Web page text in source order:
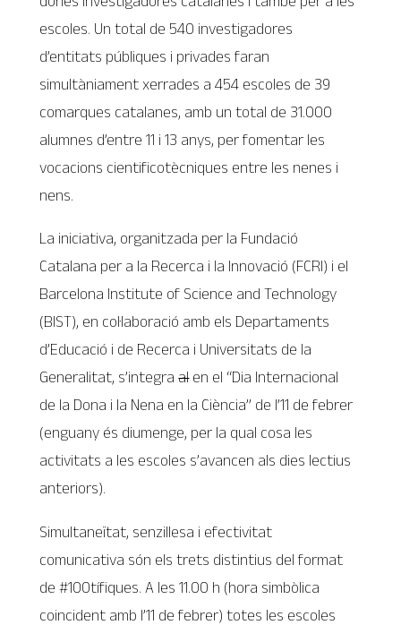
escoles. Un total de 540 investigadores
d’entitats públiques i privades faran
simultàniament xerrades a 454 escoles de 39
comarques catalanes, amb un total de 31.000
alumnes d’entre 11 i 13 anys, per fomentar les
vocacions cientificotècniques entre les nenes i
nens.
La iniciativa, organitzada per la Fundació
Catalana per a la Recerca i la Innovació (FCRI) i el
Barcelona Institute of Science and Technology
(BIST), en col·laboració amb els Departaments
d’Educació i de Recerca i Universitats de la
Generalitat, s’integraalen el “Dia Internacional
de la Dona i la Nena en la Ciència” de l’11 de febrer
(enguany és diumenge, per la qual cosa les
activitats a les escoles s’avancen als dies lectius
anteriors).
Simultaneïtat, senzillesa i efectivitat
comunicativa són els trets distintius del format
de #100tífiques. A les 11.00 h (hora simbòlica
coincident amb l’11 de febrer) totes les escoles